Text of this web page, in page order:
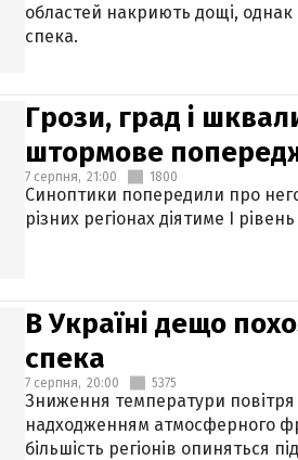
областей накриють дощі, однак
спека.
Грози, град і
штормове
7 серпня, 21:00 1800
Синоптики попередили про
різних регіонах діятиме І
В Україні дещо
спека
7 серпня, 20:00 5375
Зниження температури повітря
надходженням атмосферного
більшість регіонів опиняться